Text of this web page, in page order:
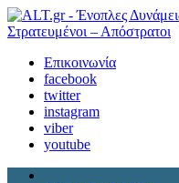
Επικοινωνία
facebook
twitter
instagram
viber
youtube